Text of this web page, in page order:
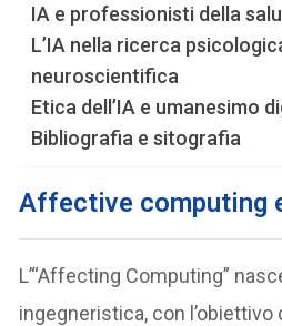
IA e professionisti della
L’IA nella ricerca
neuroscientifica
Etica dell’IA e umanesimo
Bibliografia e sitografia
Affective computing
L’“Affecting Computing”
ingegneristica, con l’obiettivo